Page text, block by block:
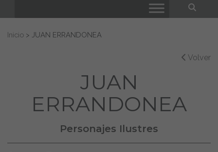
Buscar:
Inicio > JUAN ERRANDONEA
Volver
JUAN
ERRANDONEA
Personajes Ilustres